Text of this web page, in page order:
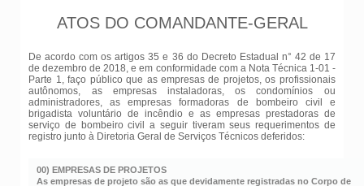
ATOS DO COMANDANTE-GERAL
De acordo com os artigos 35 e 36 do Decreto Estadual n° 42 de 17
de dezembro de 2018, e em conformidade com a Nota Técnica 1-01 -
Parte 1, faço público que as empresas de projetos, os profissionais
autônomos, as empresas instaladoras, os condomínios ou
administradores, as empresas formadoras de bombeiro civil e
brigadista voluntário de incêndio e as empresas prestadoras de
serviço de bombeiro civil a seguir tiveram seus requerimentos de
registro junto à Diretoria Geral de Serviços Técnicos deferidos:
00) EMPRESAS DE PROJETOS
As empresas de projeto são as que devidamente registradas no Corpo de